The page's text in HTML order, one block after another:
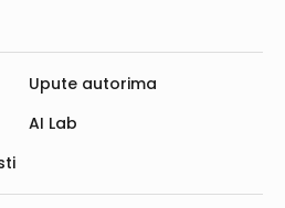
Upute autorima
AI Lab